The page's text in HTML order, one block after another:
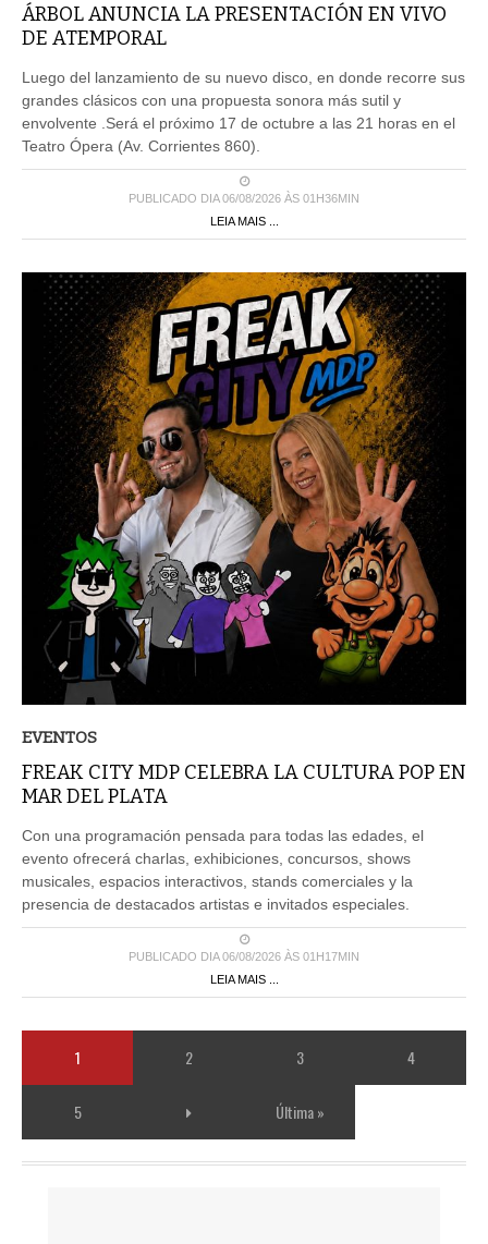
ÁRBOL ANUNCIA LA PRESENTACIÓN EN VIVO
DE ATEMPORAL
Luego del lanzamiento de su nuevo disco, en donde recorre sus
grandes clásicos con una propuesta sonora más sutil y
envolvente .Será el próximo 17 de octubre a las 21 horas en el
Teatro Ópera (Av. Corrientes 860).
PUBLICADO DIA 06/08/2026 ÀS 01H36MIN
LEIA MAIS ...
EVENTOS
FREAK CITY MDP CELEBRA LA CULTURA POP EN
MAR DEL PLATA
Con una programación pensada para todas las edades, el
evento ofrecerá charlas, exhibiciones, concursos, shows
musicales, espacios interactivos, stands comerciales y la
presencia de destacados artistas e invitados especiales.
PUBLICADO DIA 06/08/2026 ÀS 01H17MIN
LEIA MAIS ...
1 2 3 4
5 Última »